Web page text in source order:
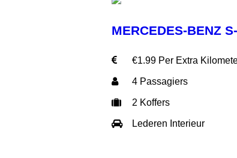
MERCEDES-BENZ
€1.99 Per Extra
4 Passagiers
2 Koffers
Lederen Interieur